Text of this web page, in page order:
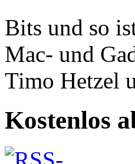
Bits und so
Mac- und
Timo Hetzel
Kostenlos